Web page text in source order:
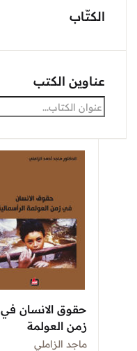
حقوق الانسان في
زمن العولمة
الرأسمالية
ماجد الزاملي
الكتّاب
عناوين الكتب